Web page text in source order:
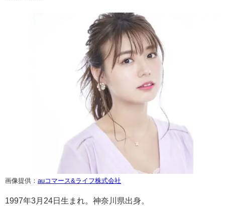
画像提供： auコマース&ライフ株式会社
1997年3月24日生まれ。神奈川県出身。